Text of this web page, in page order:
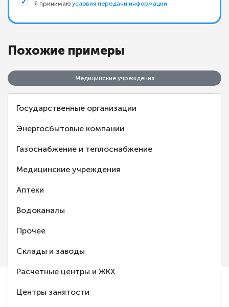
Я принимаю условия передачи информации
Похожие примеры
Медицинские учреждения
Государственные организации
Энергосбытовые компании
Газоснабжение и теплоснабжение
Медицинские учреждения
Аптеки
Водоканалы
Прочее
Склады и заводы
Расчетные центры и ЖКХ
Центры занятости
Клиническая больница №2 г. Ярославль
‹